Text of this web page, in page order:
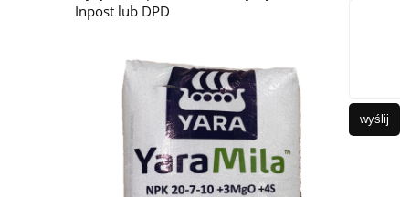
Inpost lub DPD
wyślij